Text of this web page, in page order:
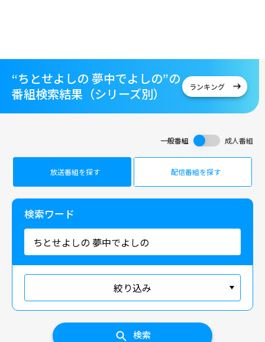
“ちとせよしの 夢中でよしの”の
番組検索結果（シリーズ別）
ランキング
一般番組 成人番組
放送番組を探す 配信番組を探す
検索ワード
絞り込み
検索